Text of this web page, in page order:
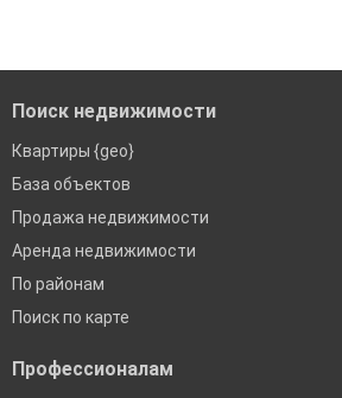
Поиск недвижимости
Квартиры {geo}
База объектов
Продажа недвижимости
Аренда недвижимости
По районам
Поиск по карте
Профессионалам